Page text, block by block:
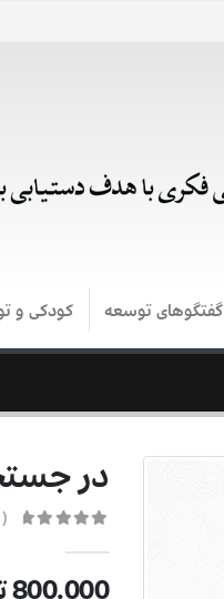
گفتگوهای توسعه کودکی و
در
800.000